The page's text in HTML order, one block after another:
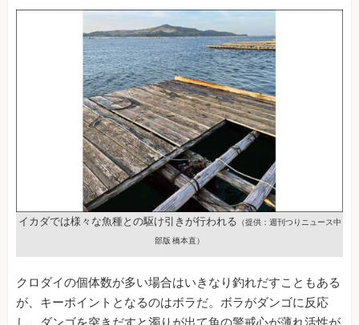
イカダでは様々な魚種との駆け引きが行われる （提供：週刊つりニュース中
部版 橋本直）
クロダイの個体数が多い場合はいきなり釣れだすこともある
が、キーポイントとなるのはボラだ。ボラがダンゴに反応